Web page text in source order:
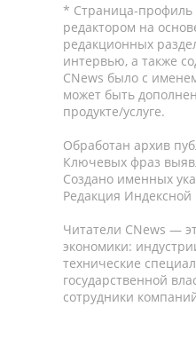
* Страница-профиль
редактором на
редакционных
интервью, а также
CNews было с
может быть
продукте/услуге.
Обработан архив
Ключевых фраз
Создано именных
Редакция Индексной
Читатели CNews —
экономики:
технические
государственной
сотрудники